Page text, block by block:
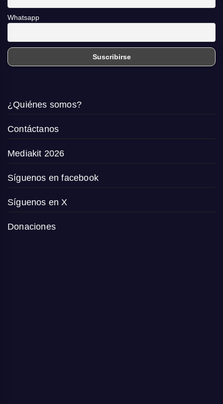
Whatsapp
¿Quiénes somos?
Contáctanos
Mediakit 2026
Síguenos en facebook
Síguenos en X
Donaciones